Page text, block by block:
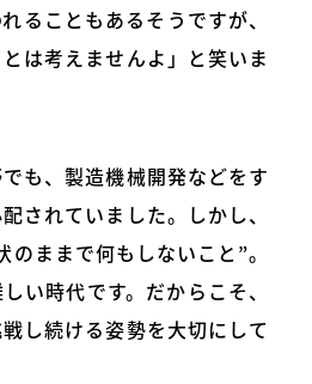
ることもあるそうですが、
は考えませんよ」と笑いま
でも、製造機械開発などをす
されていました。しかし、
ままで何もしないこと”。
い時代です。だからこそ、
し続ける姿勢を大切にして